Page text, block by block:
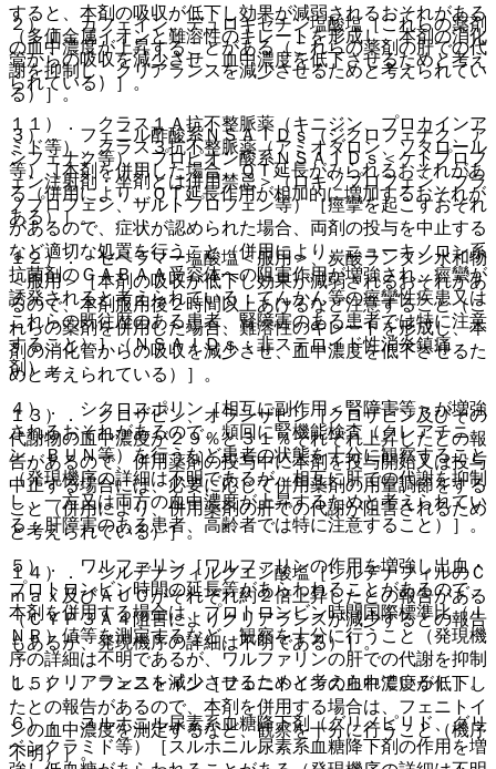
すると、本剤の吸収が低下し効果が減弱されるおそれがある
（多価金属イオンと難溶性のキレートを形成し、本剤の消化
管からの吸収を減少させ、血中濃度を低下させるためと考え
られている）］。
１１）． クラス１Ａ抗不整脈薬（キニジン、プロカインア
ミド等）、クラス３抗不整脈薬（アミオダロン、ソタロール
等）［本剤を併用した場合、ＱＴ延長がみられるおそれがあ
る（併用により、ＱＴ延長作用が相加的に増加するおそれが
ある）］。
１２）． セベラマー塩酸塩＜服用＞、炭酸ランタン水和物
＜服用＞［本剤の吸収が低下し効果が減弱されるおそれがあ
るので、本剤服用後２時間以上あけるなど注意すること（こ
れらの薬剤を併用した場合、難溶性のキレートを形成し、本
剤の消化管からの吸収を減少させ、血中濃度を低下させるた
めと考えられている）］。
１３）． クロザピン、オランザピン［クロザピン及びその
代謝物の血中濃度が２９％と３１％それぞれ上昇したとの報
告があるので、併用薬剤の投与中に本剤を投与開始又は投与
中止する場合には、必要に応じて併用薬剤の用量調節をする
こと（併用により、併用薬剤の肝での代謝が阻害されるため
と考えられている）］。
１４）． シルデナフィルクエン酸塩［シルデナフィルのＣ
ｍａｘ及びＡＵＣがそれぞれ約２倍上昇したとの報告がある
（ＣＹＰ３Ａ４阻害によりクリアランスが減少するとの報告
もあるが、発現機序の詳細は不明である）］。
１５）． フェニトイン［フェニトインの血中濃度が低下し
たとの報告があるので、本剤を併用する場合は、フェニトイ
ンの血中濃度を測定するなど、観察を十分に行うこと（機序
不明）］。
２）． カフェイン、デュロキセチン塩酸塩［これらの薬剤
の血中濃度が上昇することがある（これらの薬剤の肝での代
謝を抑制し、クリアランスを減少させるためと考えられてい
る）］。
３）． フェニル酢酸系ＮＳＡＩＤｓ（ジクロフェナク、ア
ンフェナク等）、プロピオン酸系ＮＳＡＩＤｓ＜ケトプロフ
ェン注射剤・坐剤とは併用禁忌＞（ロキソプロフェン、プラ
ノプロフェン、ザルトプロフェン等）［痙攣を起こすおそれ
があるので、症状が認められた場合、両剤の投与を中止する
など適切な処置を行うこと（併用により、ニューキノロン系
抗菌剤のＧＡＢＡＡ受容体への阻害作用が増強され、痙攣が
誘発されると考えられている；てんかん等の痙攣性疾患又は
これらの既往歴のある患者、腎障害のある患者では特に注意
すること）］（ＮＳＡＩＤｓ：非ステロイド性消炎鎮痛
剤）。
４）． シクロスポリン［相互に副作用＜腎障害等＞が増強
されるおそれがあるので、頻回に腎機能検査（クレアチニ
ン、ＢＵＮ等）を行うなど患者の状態を十分に観察すること
（発現機序の詳細は不明であるが、相互に肝での代謝を抑制
し、一方又は両方の血中濃度が上昇するためと考えられてい
る；肝障害のある患者、高齢者では特に注意すること）］。
５）． ワルファリン［ワルファリンの作用を増強し出血・
プロトロンビン時間の延長等があらわれることがあるので、
本剤を併用する場合は、プロトロンビン時間国際標準比（Ｉ
ＮＲ）値等を測定するなど、観察を十分に行うこと（発現機
序の詳細は不明であるが、ワルファリンの肝での代謝を抑制
し、クリアランスを減少させるためと考えられている）］。
６）． スルホニル尿素系血糖降下剤（グリメピリド、グリ
ベンクラミド等）［スルホニル尿素系血糖降下剤の作用を増